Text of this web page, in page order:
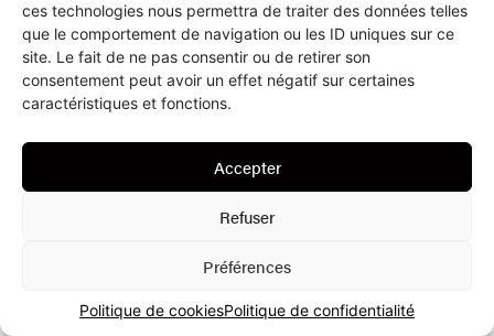
ces technologies nous permettra de traiter des données telles
que le comportement de navigation ou les ID uniques sur ce
site. Le fait de ne pas consentir ou de retirer son
consentement peut avoir un effet négatif sur certaines
caractéristiques et fonctions.
Accepter
Refuser
Préférences
Politique de cookiesPolitique de confidentialité
Relais des clubs,Sports 27 janvier 2023
Aïe ma jambe
Le « Service Secours Skieurs » a pour mission de
fournir les premiers secours sur les pistes de ski des